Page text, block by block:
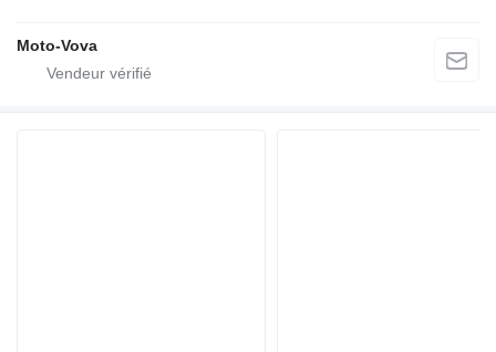
Moto-Vova